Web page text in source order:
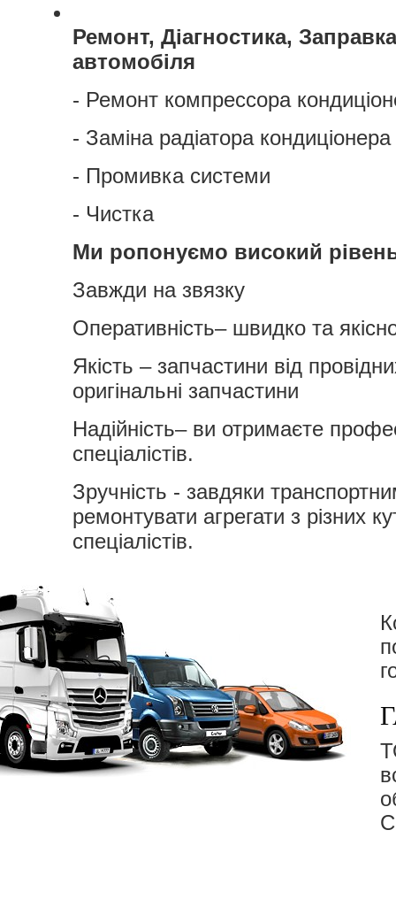
Ремонт, Діагностика,
автомобіля
- Ремонт компрессора
- Заміна радіатора кондиціонера
- Промивка системи
- Чистка
Ми ропонуємо високий
Завжди на звязку
Оперативність– швидко та
Якість – запчастини від
оригінальні запчастини
Надійність– ви отримаєте
спеціалістів.
Зручність - завдяки
ремонтувати агрегати з різних
спеціалістів.